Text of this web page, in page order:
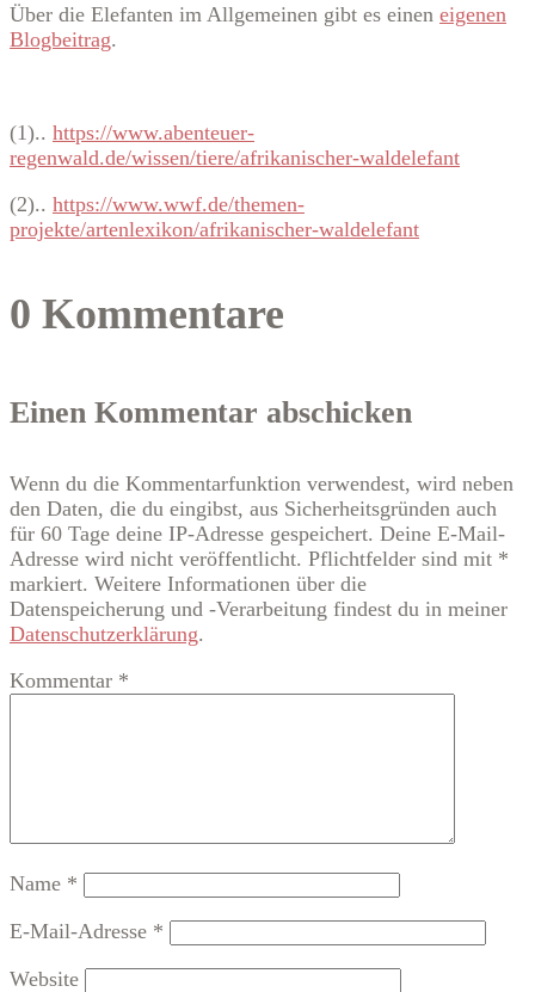
Über die Elefanten im Allgemeinen gibt es einen eigenen
Blogbeitrag.
(1).. https://www.abenteuer-
regenwald.de/wissen/tiere/afrikanischer-waldelefant
(2).. https://www.wwf.de/themen-
projekte/artenlexikon/afrikanischer-waldelefant
0 Kommentare
Einen Kommentar abschicken
Wenn du die Kommentarfunktion verwendest, wird neben
den Daten, die du eingibst, aus Sicherheitsgründen auch
für 60 Tage deine IP-Adresse gespeichert. Deine E-Mail-
Adresse wird nicht veröffentlicht. Pflichtfelder sind mit *
markiert. Weitere Informationen über die
Datenspeicherung und -Verarbeitung findest du in meiner
Datenschutzerklärung.
Kommentar *
Name *
E-Mail-Adresse *
Website